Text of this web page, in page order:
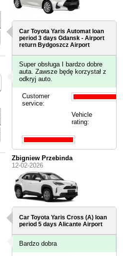
Car Toyota Yaris Automat loan
period 3 daysGdansk - Airport
return Bydgoszcz Airport
Super obsługa I bardzo dobre
auta. Zawsze będę korzystał z
odkryj auto.
Customer
service:
Vehicle
rating:
Zbigniew Przebinda
12-02-2026
Car Toyota Yaris Cross (A) loan
period 5 daysAlicante Airport
Bardzo dobra